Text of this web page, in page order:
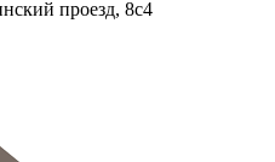
проезд, 8с4